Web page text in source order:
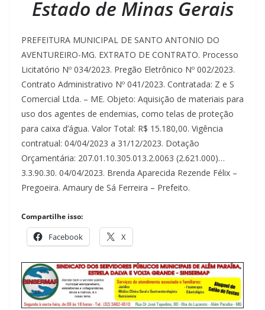
Estado de Minas Gerais
PREFEITURA MUNICIPAL DE SANTO ANTONIO DO
AVENTUREIRO-MG. EXTRATO DE CONTRATO. Processo
Licitatório Nº 034/2023. Pregão Eletrônico Nº 002/2023.
Contrato Administrativo Nº 041/2023. Contratada: Z e S
Comercial Ltda. – ME. Objeto: Aquisição de materiais para
uso dos agentes de endemias, como telas de proteção
para caixa d’água. Valor Total: R$ 15.180,00. Vigência
contratual: 04/04/2023 a 31/12/2023. Dotação
Orçamentária: 207.01.10.305.013.2.0063 (2.621.000)…
3.3.90.30. 04/04/2023. Brenda Aparecida Rezende Félix –
Pregoeira. Amaury de Sá Ferreira – Prefeito.
Compartilhe isso:
Facebook X